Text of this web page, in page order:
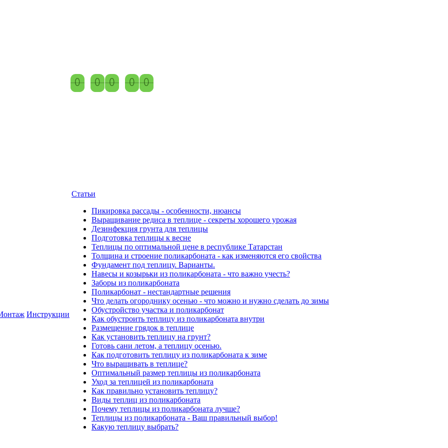
0
0 0
0 0
0 0
0 0
0
Инструкции
Статьи
Пикировка рассады - особенности, нюансы
Выращивание редиса в теплице - секреты хорошего урожая
Дезинфекция грунта для теплицы
Подготовка теплицы к весне
Теплицы по оптимальной цене в республике Татарстан
Толщина и строение поликарбоната - как изменяются его свойства
Фундамент под теплицу. Варианты.
Навесы и козырьки из поликарбоната - что важно учесть?
Заборы из поликарбоната
Поликарбонат - нестандартные решения
Что делать огороднику осенью - что можно и нужно сделать до зимы
Обустройство участка и поликарбонат
Как обустроить теплицу из поликарбоната внутри
Размещение грядок в теплице
Как установить теплицу на грунт?
Готовь сани летом, а теплицу осенью.
Как подготовить теплицу из поликарбоната к зиме
Что выращивать в теплице?
Оптимальный размер теплицы из поликарбоната
Уход за теплицей из поликарбоната
Как правильно установить теплицу?
Виды теплиц из поликарбоната
Почему теплицы из поликарбоната лучше?
Теплицы из поликарбоната - Ваш правильный выбор!
Какую теплицу выбрать?